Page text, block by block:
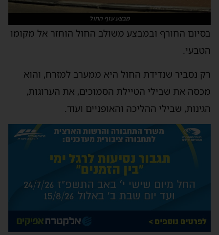
מבצע עוף החול
החורף ובמבצע משולב החול הוחזר אל מקומו
נסביר שנדידת החול היא ממערב למזרח, והוא
את שבילי הטיילת הסמוכים, את הערוגות,
שבילי ההליכה והאופניים ועוד.